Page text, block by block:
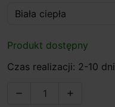
Produkt dostępny
Czas realizacji: 2-10 dni
 